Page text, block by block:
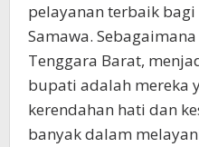
pelayanan terbaik
Samawa.
Tenggara Barat,
bupati adalah mereka
kerendahan hati dan
banyak dalam